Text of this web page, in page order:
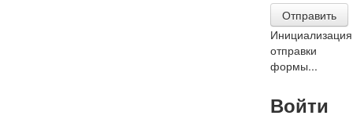
Отправить
Инициализация
отправки
формы...
Войти